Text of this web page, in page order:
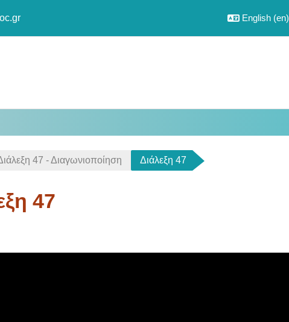
English ‎(en)‎
47 - Διαγωνιοποίηση Διάλεξη 47
47